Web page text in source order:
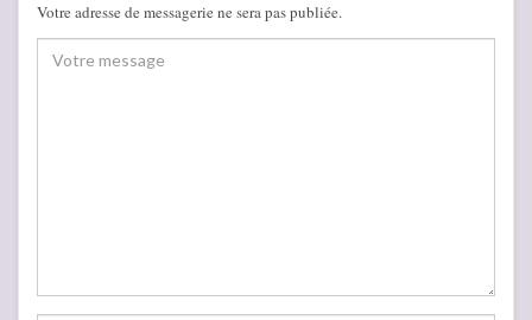
Votre adresse de messagerie ne sera pas publiée.